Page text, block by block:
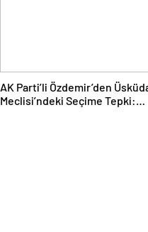
AK Parti’li Özdemir’den
Meclisi’ndeki Seçime Tepki: